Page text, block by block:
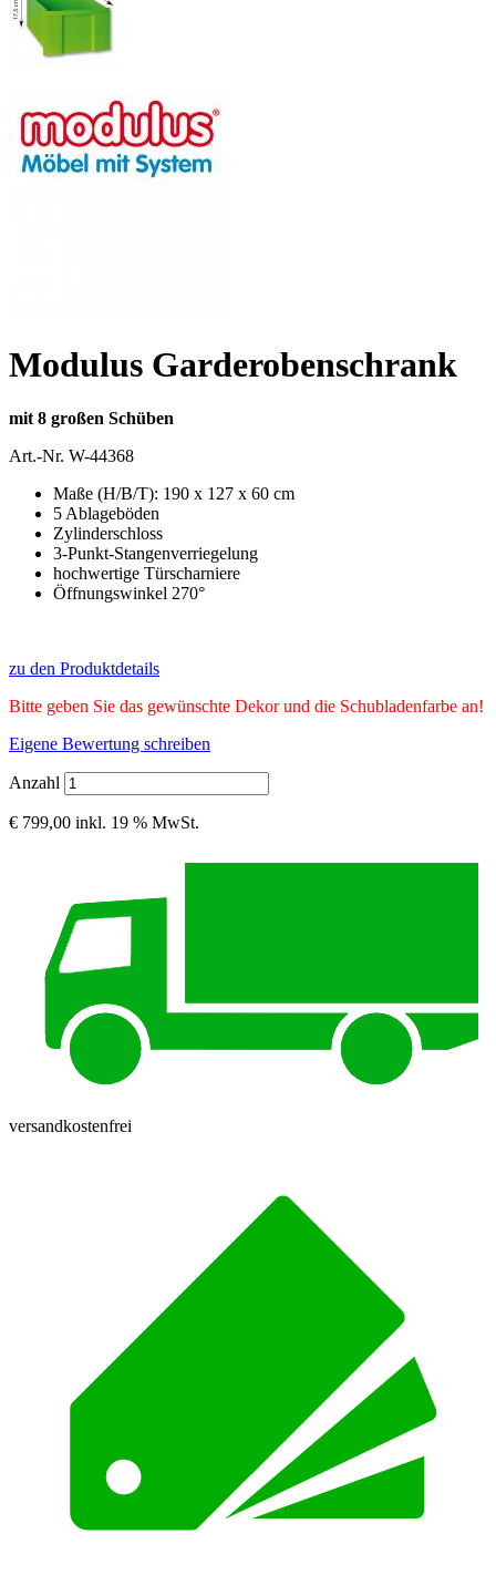
Modulus Garderobenschrank
mit 8 großen Schüben
Art.-Nr. W-44368
Maße (H/B/T): 190 x 127 x 60 cm
5 Ablageböden
Zylinderschloss
3-Punkt-Stangenverriegelung
hochwertige Türscharniere
Öffnungswinkel 270°
zu den Produktdetails
Bitte geben Sie das gewünschte Dekor und die Schubladenfarbe an!
Eigene Bewertung schreiben
Anzahl
€ 799,00 inkl. 19 % MwSt.
versandkostenfrei